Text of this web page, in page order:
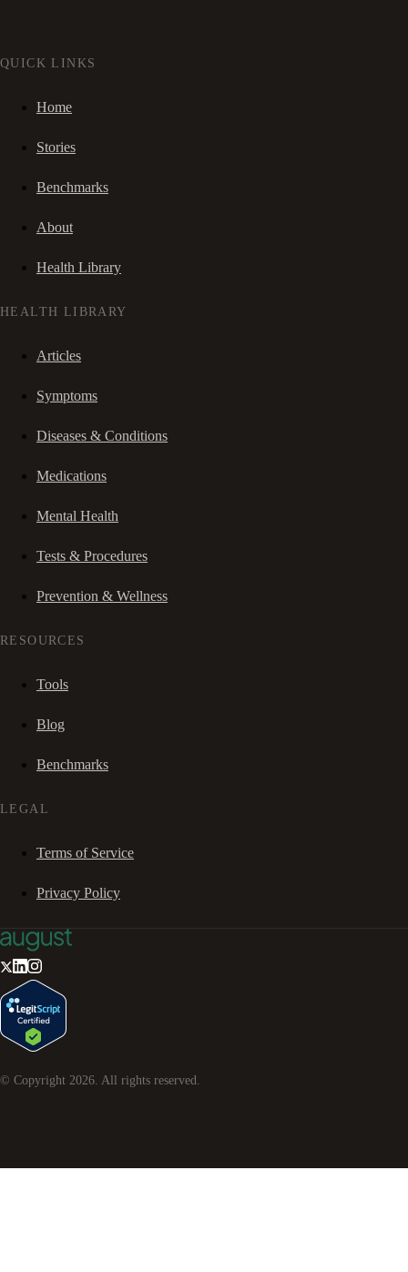
QUICK LINKS
Home
Stories
Benchmarks
About
Health Library
HEALTH LIBRARY
Articles
Symptoms
Diseases & Conditions
Medications
Mental Health
Tests & Procedures
Prevention & Wellness
RESOURCES
Tools
Blog
Benchmarks
LEGAL
Terms of Service
Privacy Policy
© Copyright 2026 . All rights reserved.